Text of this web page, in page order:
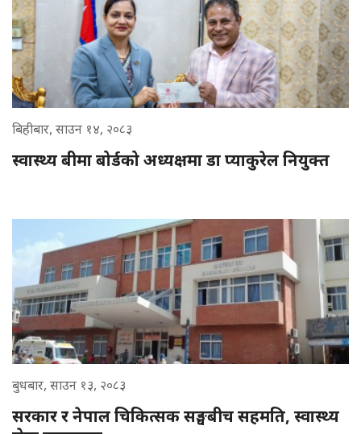
बिहीबार, साउन १४, २०८३
स्वास्थ्य बीमा बोर्डको अध्यक्षमा डा प्याकुरेल नियुक्त
बुधबार, साउन १३, २०८३
सरकार र नेपाल चिकित्सक सङ्घबीच सहमति, स्वास्थ्य